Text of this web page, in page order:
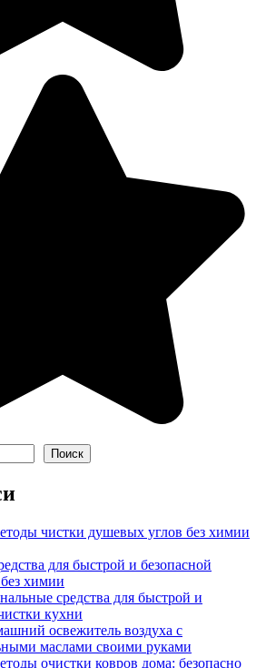
Поиск
чистки душевых углов без химии
для быстрой и безопасной
химии
средства для быстрой и
кухни
освежитель воздуха с
маслами своими руками
очистки ковров дома: безопасно